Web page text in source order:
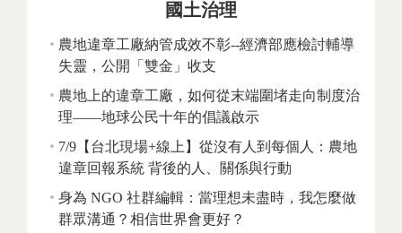
國土治理
農地違章工廠納管成效不彰--經濟部應檢討輔導
失靈，公開「雙金」收支
農地上的違章工廠，如何從末端圍堵走向制度治
理——地球公民十年的倡議啟示
7/9【台北現場+線上】從沒有人到每個人：農地
違章回報系統 背後的人、關係與行動
身為 NGO 社群編輯：當理想未盡時，我怎麼做
群眾溝通？相信世界會更好？